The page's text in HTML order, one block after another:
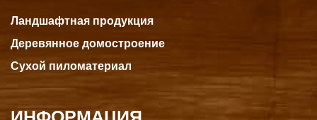
Ландшафтная продукция
Деревянное домостроение
Сухой пиломатериал